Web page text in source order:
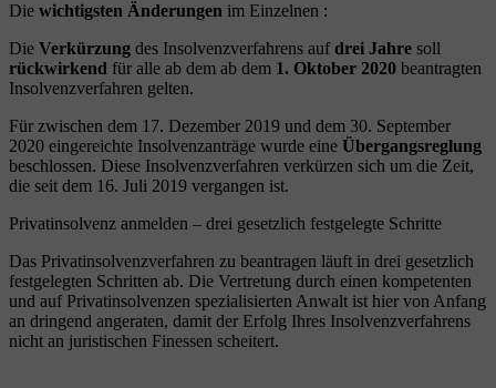
Die wichtigsten Änderungen im Einzelnen :
Die Verkürzung des Insolvenzverfahrens aufdrei Jahre soll
rückwirkend für alle ab dem ab dem 1. Oktober 2020 beantragten
Insolvenzverfahren gelten.
Für zwischen dem 17. Dezember 2019 und dem 30. September
2020 eingereichte Insolvenzanträge wurde eine Übergangsreglung
beschlossen. Diese Insolvenzverfahren verkürzen sich um die Zeit,
die seit dem 16. Juli 2019 vergangen ist.
Privatinsolvenz anmelden – drei gesetzlich festgelegte Schritte
Das Privatinsolvenzverfahren zu beantragen läuft in drei gesetzlich
festgelegten Schritten ab. Die Vertretung durch einen kompetenten
und auf Privatinsolvenzen spezialisierten Anwalt ist hier von Anfang
an dringend angeraten, damit der Erfolg Ihres Insolvenzverfahrens
nicht an juristischen Finessen scheitert.